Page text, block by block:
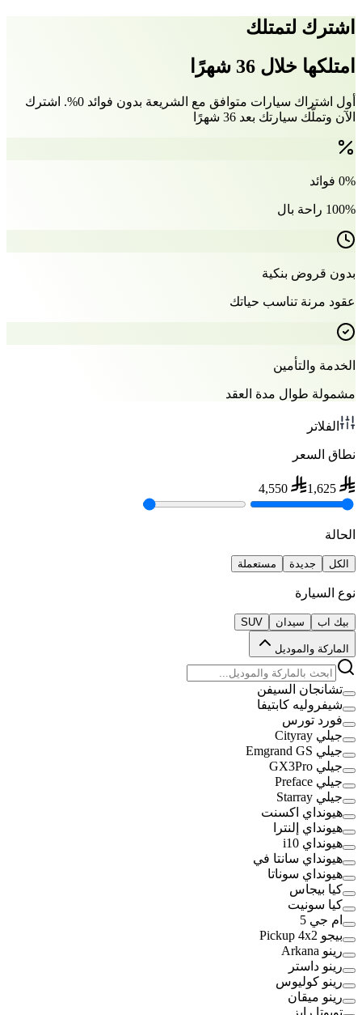
اشترك لتمتلك
امتلكها خلال 36 شهرًا
أول اشتراك سيارات متوافق مع الشريعة بدون فوائد 0%. اشترك
الآن وتملّك سيارتك بعد 36 شهرًا
0% فوائد
100% راحة بال
بدون قروض بنكية
عقود مرنة تناسب حياتك
الخدمة والتأمين
مشمولة طوال مدة العقد
الفلاتر
نطاق السعر
1,625
4,550
الحالة
الكل جديدة مستعملة
نوع السيارة
بيك اب سيدان SUV
الماركة والموديل
تشانجان السيفن
شيفروليه كابتيفا
فورد تورس
جيلي Cityray
جيلي Emgrand GS
جيلي GX3Pro
جيلي Preface
جيلي Starray
هيونداي اكسنت
هيونداي إلنترا
هيونداي i10
هيونداي سانتا في
هيونداي سوناتا
كيا بيجاس
كيا سونيت
ام جي 5
بيجو Pickup 4x2
رينو Arkana
رينو داستر
رينو كوليوس
رينو ميقان
تويوتا رايز